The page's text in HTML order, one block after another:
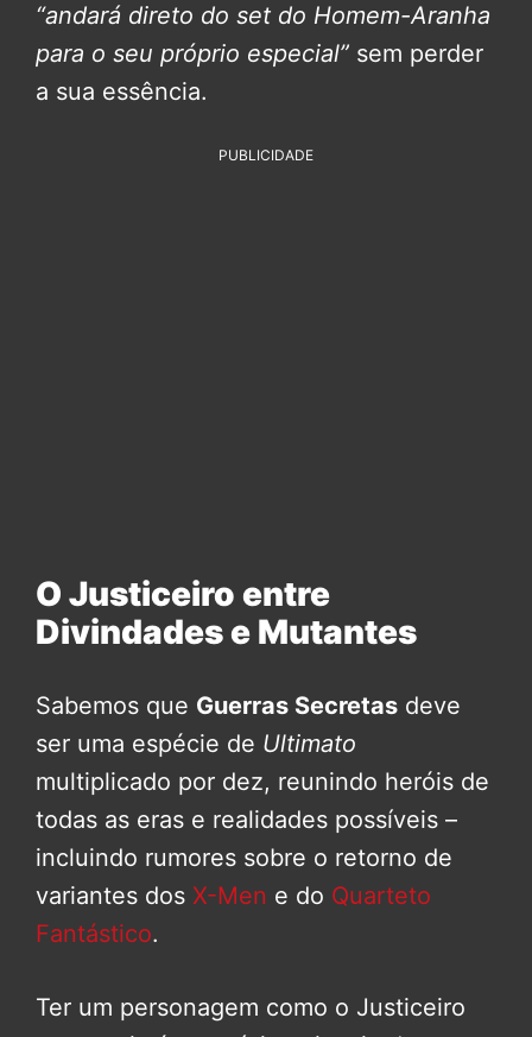
“andará direto do set do Homem-Aranha
para o seu próprio especial” sem perder
a sua essência.
PUBLICIDADE
O Justiceiro entre
Divindades e Mutantes
Sabemos que Guerras Secretas deve
ser uma espécie de Ultimato
multiplicado por dez, reunindo heróis de
todas as eras e realidades possíveis –
incluindo rumores sobre o retorno de
variantes dos X-Men e do Quarteto
Fantástico.
Ter um personagem como o Justiceiro